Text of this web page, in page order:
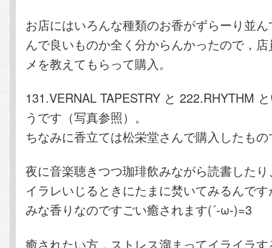
お店にはいろんな種類のお香がずらーり並
んで良いものか全く分からんかったので，
メを教えてもらって購入。
131.VERNAL TAPESTRY と 222.RHYTHM
うです（写真参照）。
ちなみに香立ては松栄堂さんで購入したも
夜に音楽聴きつつ珈琲飲みながら読書した
イラレいじるときにたまに焚いてみるんで
みな香りなのですごい癒されます(´-ω-)=3
癒されたい方，ストレス溜まってイライラ